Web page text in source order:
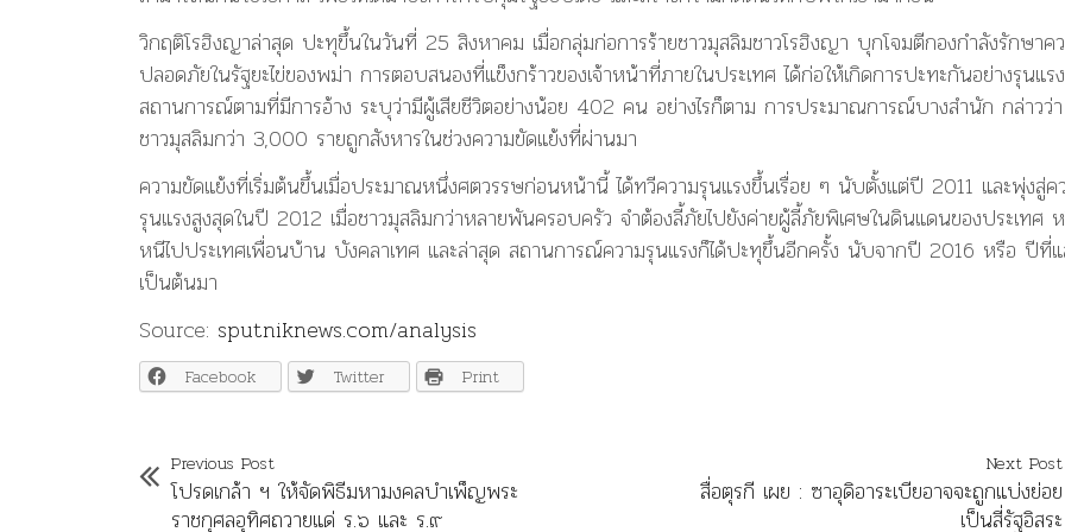
วิกฤติโรฮิงญาล่าสุด ปะทุขึ้นในวันที่ 25 สิงหาคม เมื่อกลุ่มก่อการร้ายชาวมุสลิมชาวโรฮิงญา บุกโจมตีกองกำลังรักษาค
ปลอดภัยในรัฐยะไข่ของพม่า การตอบสนองที่แข็งกร้าวของเจ้าหน้าที่ภายในประเทศ ได้ก่อให้เกิดการปะทะกันอย่างรุนแรง
สถานการณ์ตามที่มีการอ้าง ระบุว่ามีผู้เสียชีวิตอย่างน้อย 402 คน อย่างไรก็ตาม การประมาณการณ์บางสำนัก กล่าวว่
ชาวมุสลิมกว่า 3,000 รายถูกสังหารในช่วงความขัดแย้งที่ผ่านมา
ความขัดแย้งที่เริ่มต้นขึ้นเมื่อประมาณหนึ่งศตวรรษก่อนหน้านี้ ได้ทวีความรุนแรงขึ้นเรื่อย ๆ นับตั้งแต่ปี 2011 และพุ่งสู่ค
รุนแรงสูงสุดในปี 2012 เมื่อชาวมุสลิมกว่าหลายพันครอบครัว จำต้องลี้ภัยไปยังค่ายผู้ลี้ภัยพิเศษในดินแดนของประเทศ
หนีไปประเทศเพื่อนบ้าน บังคลาเทศ และล่าสุด สถานการณ์ความรุนแรงก็ได้ปะทุขึ้นอีกครั้ง นับจากปี 2016 หรือ ปีที่
เป็นต้นมา
Source: sputniknews.com/analysis
Facebook Twitter Print
Previous Post
โปรดเกล้า ฯ ให้จัดพิธีมหามงคลบำเพ็ญพระ
ราชกุศลอุทิศถวายแด่ ร.๖ และ ร.๙
Next Post
สื่อตุรกี เผย : ซาอุดิอาระเบียอาจจะถูกแบ่งย่อย
เป็นสี่รัฐอิสระ